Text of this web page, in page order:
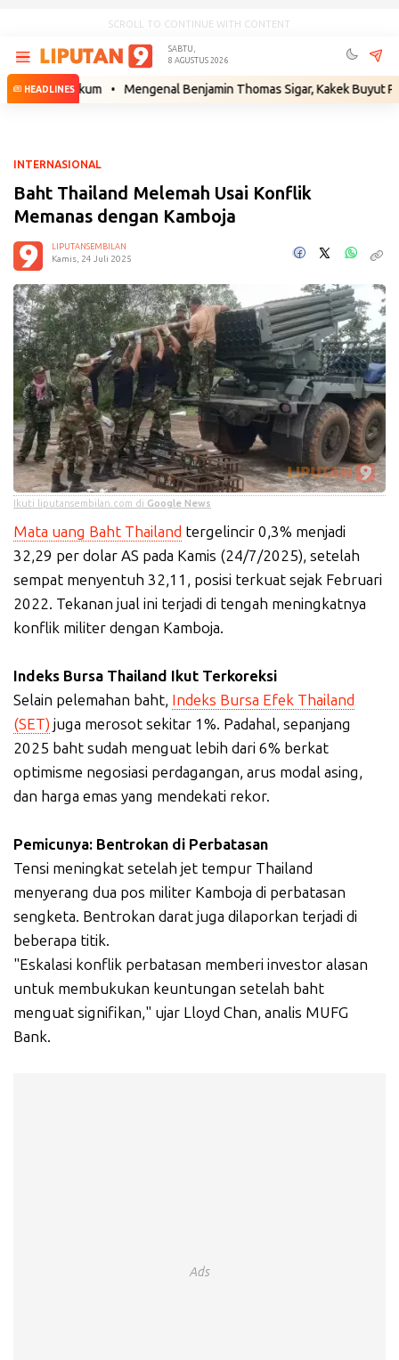
SCROLL TO CONTINUE WITH CONTENT
SABTU,
8 AGUSTUS 2026
HEADLINES
Hukum • Mengenal Benjamin Thomas Sigar, Kakek Buyut Prabowo
INTERNASIONAL
Baht Thailand Melemah Usai Konflik
Memanas dengan Kamboja
LIPUTANSEMBILAN
Kamis, 24 Juli 2025
Ikuti liputansembilan.com di Google News
Mata uang Baht Thailand tergelincir 0,3% menjadi
32,29 per dolar AS pada Kamis (24/7/2025), setelah
sempat menyentuh 32,11, posisi terkuat sejak Februari
2022. Tekanan jual ini terjadi di tengah meningkatnya
konflik militer dengan Kamboja.
Indeks Bursa Thailand Ikut Terkoreksi
Selain pelemahan baht, Indeks Bursa Efek Thailand
(SET) juga merosot sekitar 1%. Padahal, sepanjang
2025 baht sudah menguat lebih dari 6% berkat
optimisme negosiasi perdagangan, arus modal asing,
dan harga emas yang mendekati rekor.
Pemicunya: Bentrokan di Perbatasan
Tensi meningkat setelah jet tempur Thailand
menyerang dua pos militer Kamboja di perbatasan
sengketa. Bentrokan darat juga dilaporkan terjadi di
beberapa titik.
"Eskalasi konflik perbatasan memberi investor alasan
untuk membukukan keuntungan setelah baht
menguat signifikan," ujar Lloyd Chan, analis MUFG
Bank.
Ads